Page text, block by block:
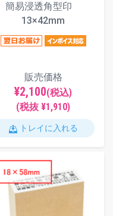
簡易浸透角型印
13×42mm
販売価格
¥2,100(税込)
(税抜 ¥1,910)
トレイに入れる